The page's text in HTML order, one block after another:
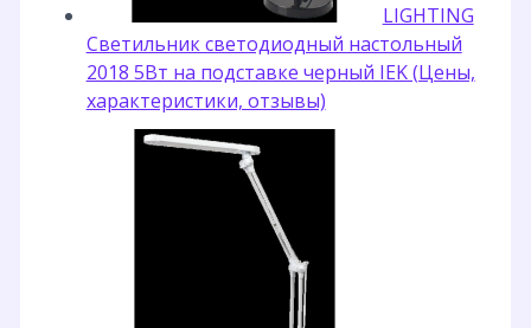
LIGHTING
Светильник светодиодный настольный
2018 5Вт на подставке черный IEK (Цены,
характеристики, отзывы)